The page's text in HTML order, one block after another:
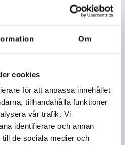
Om
cookies
för att anpassa innehållet
tillhandahålla funktioner
vår trafik. Vi
identifierare och annan
de sociala medier och
H=11,5, TERMOPLAST
STÅL 1.4305
STÅL